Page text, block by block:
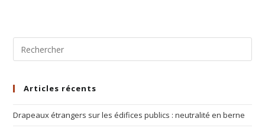
Articles récents
Drapeaux étrangers sur les édifices publics : neutralité en berne